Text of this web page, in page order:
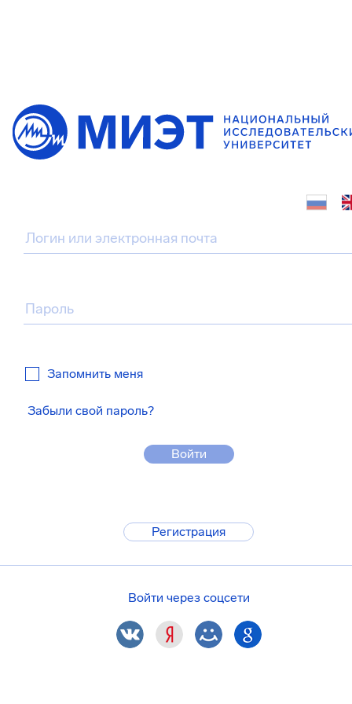
Запомнить меня
Забыли свой пароль?
Войти
Регистрация
Войти через соцсети